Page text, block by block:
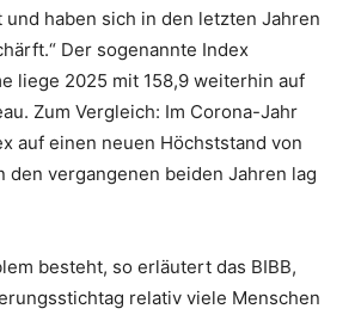
haben sich in den letzten Jahren
Der sogenannte Index
liege 2025 mit 158,9 weiterhin auf
Zum Vergleich: Im Corona-Jahr
auf einen neuen Höchststand von
den vergangenen beiden Jahren lag
besteht, so erläutert das BIBB,
relativ viele Menschen